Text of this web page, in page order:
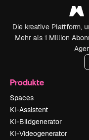
Die kreative Plattform,
Mehr als 1 Million
Produkte
Spaces
KI-Assistent
KI-Bildgenerator
KI-Videogenerator